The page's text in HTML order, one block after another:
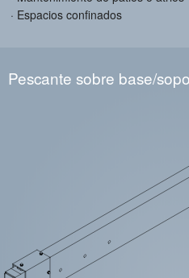
Espacios confinados
Pescante sobre base/